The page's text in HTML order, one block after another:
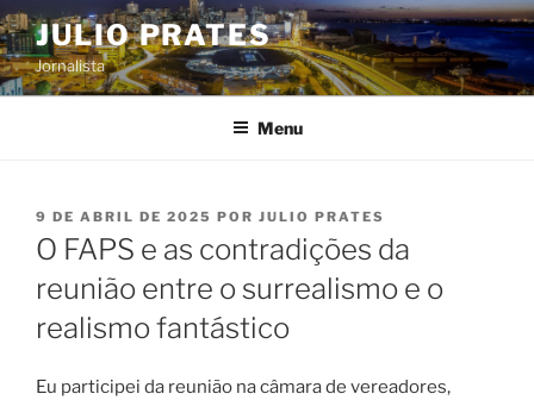
Pular
para
o
conteúdo
JULIO PRATES
Jornalista
Menu
PUBLICADO
EM
9 DE ABRIL DE 2025 POR JULIO PRATES
O FAPS e as contradições da
reunião entre o surrealismo e o
realismo fantástico
Eu participei da reunião na câmara de vereadores,